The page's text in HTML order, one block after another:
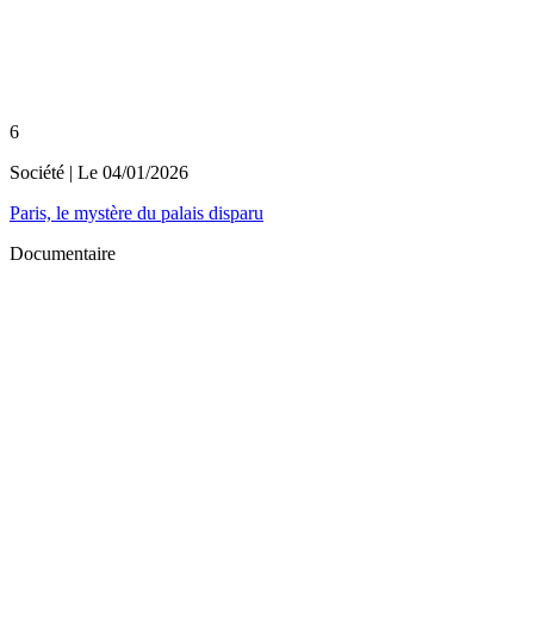
6
Société | Le 04/01/2026
Paris, le mystère du palais disparu
Documentaire